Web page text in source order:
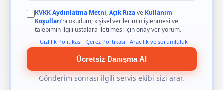
KVKK Aydınlatma Metni,Açık Rızave Kullanım
Koşulları’nı okudum; kişisel verilerimin işlenmesi ve
talebimin ilgili ustalara iletilmesi için onay veriyorum.
Gizlilik Politikası · Çerez Politikası · Aracılık ve sorumluluk
Ücretsiz Danışma Al
Gönderim sonrası ilgili servis ekibi sizi arar.